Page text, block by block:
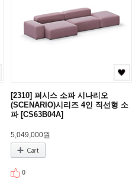
[2310] 퍼시스 소파 시나리오
(SCENARIO)시리즈 4인 직선형 소
파 [CS63B04A]
5,049,000원
0